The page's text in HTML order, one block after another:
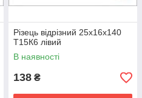
Різець відрізний 25х16х140
Т15К6 лівий
В наявності
138 ₴